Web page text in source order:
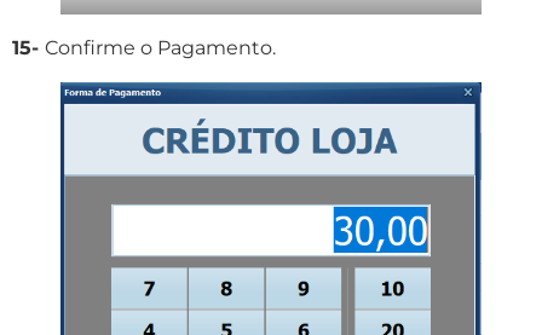
15- Confirme o Pagamento.